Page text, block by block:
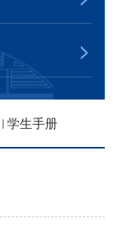
学生手册